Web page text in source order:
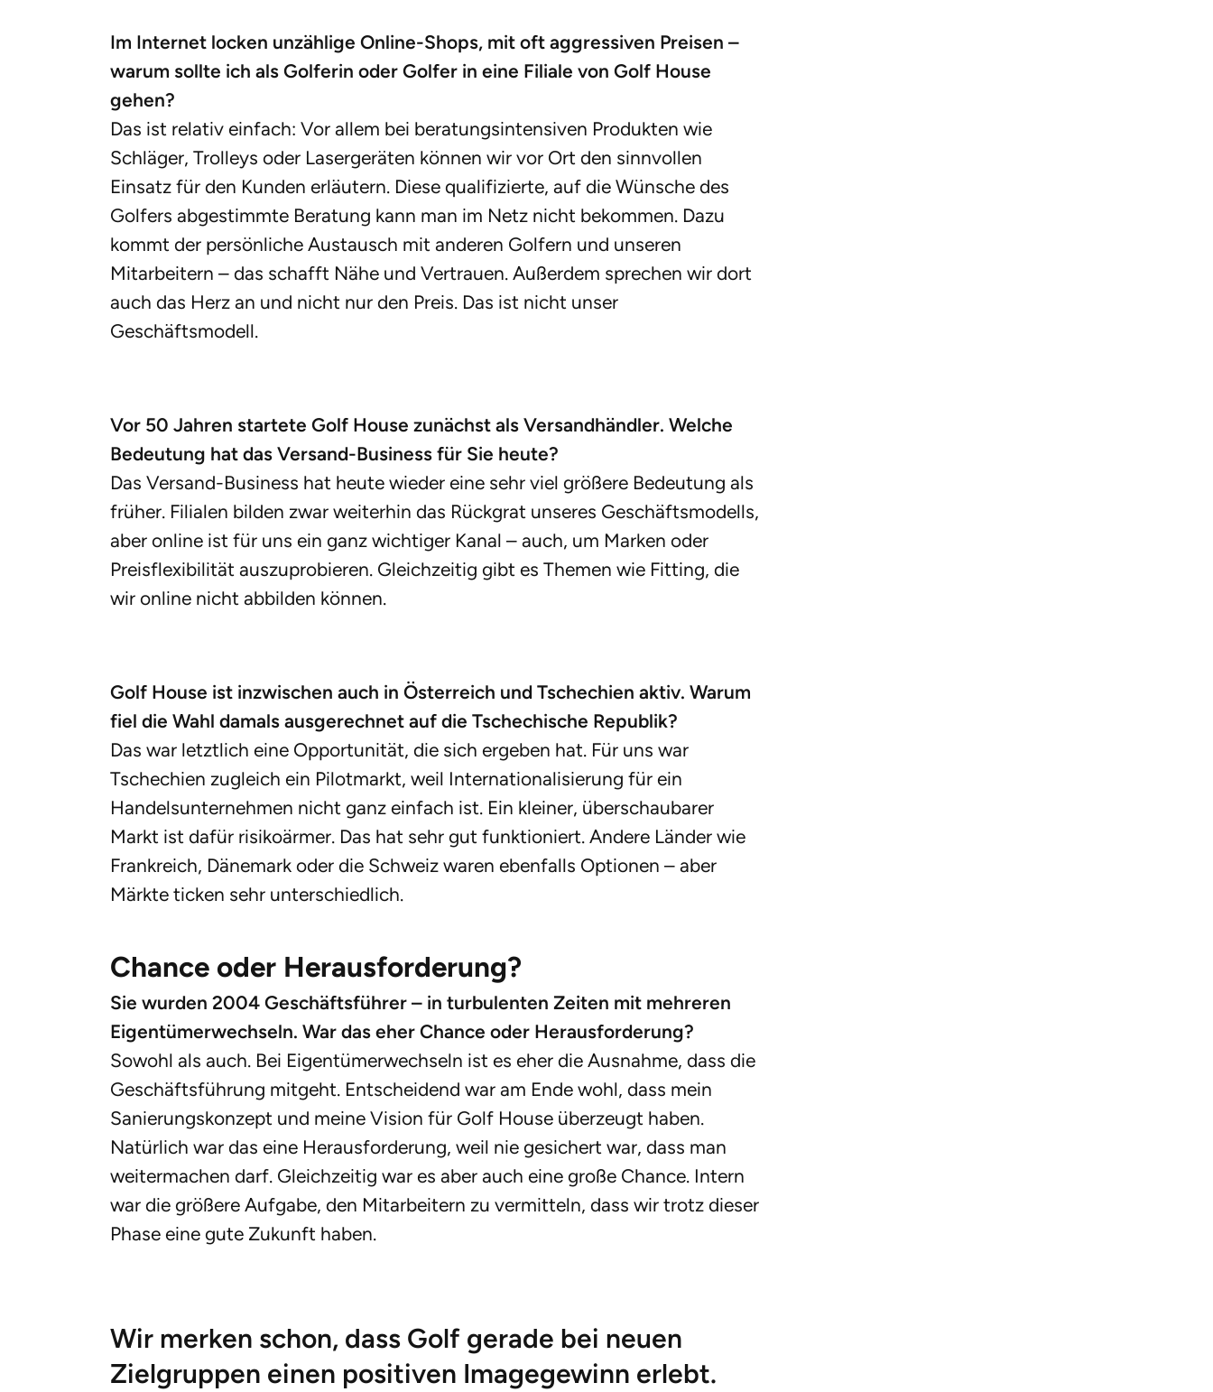
Im Internet locken unzählige Online-Shops, mit oft aggressiven Preisen –
warum sollte ich als Golferin oder Golfer in eine Filiale von Golf House
gehen?
Das ist relativ einfach: Vor allem bei beratungsintensiven Produkten wie
Schläger, Trolleys oder Lasergeräten können wir vor Ort den sinnvollen
Einsatz für den Kunden erläutern. Diese qualifizierte, auf die Wünsche des
Golfers abgestimmte Beratung kann man im Netz nicht bekommen. Dazu
kommt der persönliche Austausch mit anderen Golfern und unseren
Mitarbeitern – das schafft Nähe und Vertrauen. Außerdem sprechen wir dort
auch das Herz an und nicht nur den Preis. Das ist nicht unser
Geschäftsmodell.
Vor 50 Jahren startete Golf House zunächst als Versandhändler. Welche
Bedeutung hat das Versand-Business für Sie heute?
Das Versand-Business hat heute wieder eine sehr viel größere Bedeutung als
früher. Filialen bilden zwar weiterhin das Rückgrat unseres Geschäftsmodells,
aber online ist für uns ein ganz wichtiger Kanal – auch, um Marken oder
Preisflexibilität auszuprobieren. Gleichzeitig gibt es Themen wie Fitting, die
wir online nicht abbilden können.
Golf House ist inzwischen auch in Österreich und Tschechien aktiv. Warum
fiel die Wahl damals ausgerechnet auf die Tschechische Republik?
Das war letztlich eine Opportunität, die sich ergeben hat. Für uns war
Tschechien zugleich ein Pilotmarkt, weil Internationalisierung für ein
Handelsunternehmen nicht ganz einfach ist. Ein kleiner, überschaubarer
Markt ist dafür risikoärmer. Das hat sehr gut funktioniert. Andere Länder wie
Frankreich, Dänemark oder die Schweiz waren ebenfalls Optionen – aber
Märkte ticken sehr unterschiedlich.
Chance oder Herausforderung?
Sie wurden 2004 Geschäftsführer – in turbulenten Zeiten mit mehreren
Eigentümerwechseln. War das eher Chance oder Herausforderung?
Sowohl als auch. Bei Eigentümerwechseln ist es eher die Ausnahme, dass die
Geschäftsführung mitgeht. Entscheidend war am Ende wohl, dass mein
Sanierungskonzept und meine Vision für Golf House überzeugt haben.
Natürlich war das eine Herausforderung, weil nie gesichert war, dass man
weitermachen darf. Gleichzeitig war es aber auch eine große Chance. Intern
war die größere Aufgabe, den Mitarbeitern zu vermitteln, dass wir trotz dieser
Phase eine gute Zukunft haben.
Wir merken schon, dass Golf gerade bei neuen
Zielgruppen einen positiven Imagegewinn erlebt.